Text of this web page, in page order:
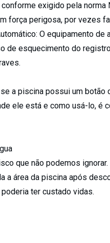
exigido pela norma
força perigosa, por vezes
O equipamento de
de esquecimento do
a piscina possui um botão
ele está e como usá-lo, é
que não podemos
a área da piscina após
ter custado vidas.